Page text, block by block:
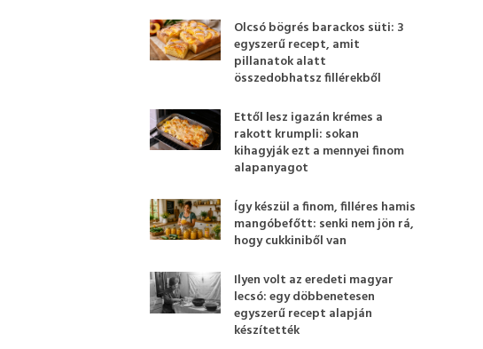
Olcsó bögrés barackos süti: 3
egyszerű recept, amit
pillanatok alatt
összedobhatsz fillérekből
Ettől lesz igazán krémes a
rakott krumpli: sokan
kihagyják ezt a mennyei finom
alapanyagot
Így készül a finom, filléres hamis
mangóbefőtt: senki nem jön rá,
hogy cukkiniből van
Ilyen volt az eredeti magyar
lecsó: egy döbbenetesen
egyszerű recept alapján
készítették